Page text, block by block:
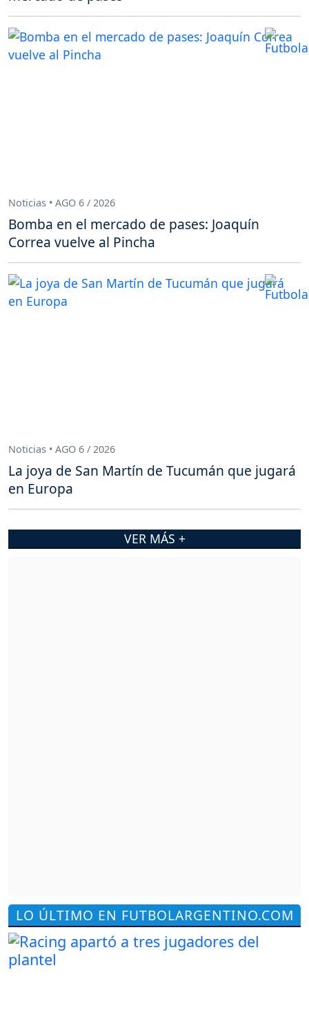
LO ÚLTIMO EN FUTBOLARGENTINO.COM
Noticias • AGO 6 / 2026
Bomba en el mercado de pases: Joaquín
Correa vuelve al Pincha
Noticias • AGO 6 / 2026
La joya de San Martín de Tucumán que jugará
en Europa
VER MÁS +